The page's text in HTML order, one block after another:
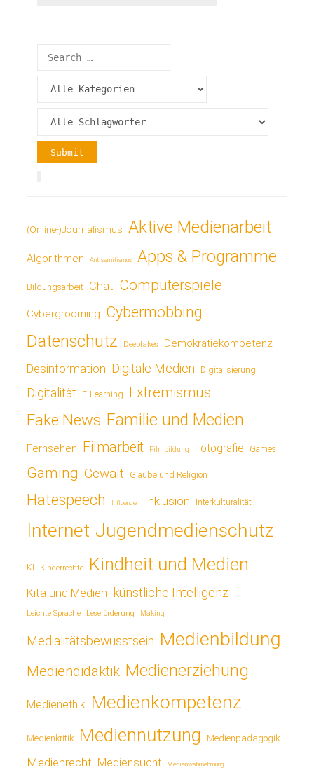
(Online-)Journalismus Aktive Medienarbeit
Algorithmen Antisemitismus Apps & Programme
Bildungsarbeit Chat Computerspiele
Cybergrooming Cybermobbing
Datenschutz Deepfakes Demokratiekompetenz
Desinformation Digitale Medien Digitalisierung
Digitalität E-Learning Extremismus
Fake News Familie und Medien
Fernsehen Filmarbeit Filmbildung Fotografie Games
Gaming Gewalt Glaube und Religion
Hatespeech Influencer Inklusion Interkulturalität
Internet Jugendmedienschutz
KI Kinderrechte Kindheit und Medien
Kita und Medien künstliche Intelligenz
Leichte Sprache Leseförderung Making
Medialitätsbewusstsein Medienbildung
Mediendidaktik Medienerziehung
Medienethik Medienkompetenz
Medienkritik Mediennutzung Medienpädagogik
Medienrecht Mediensucht Medienwahrnehmung